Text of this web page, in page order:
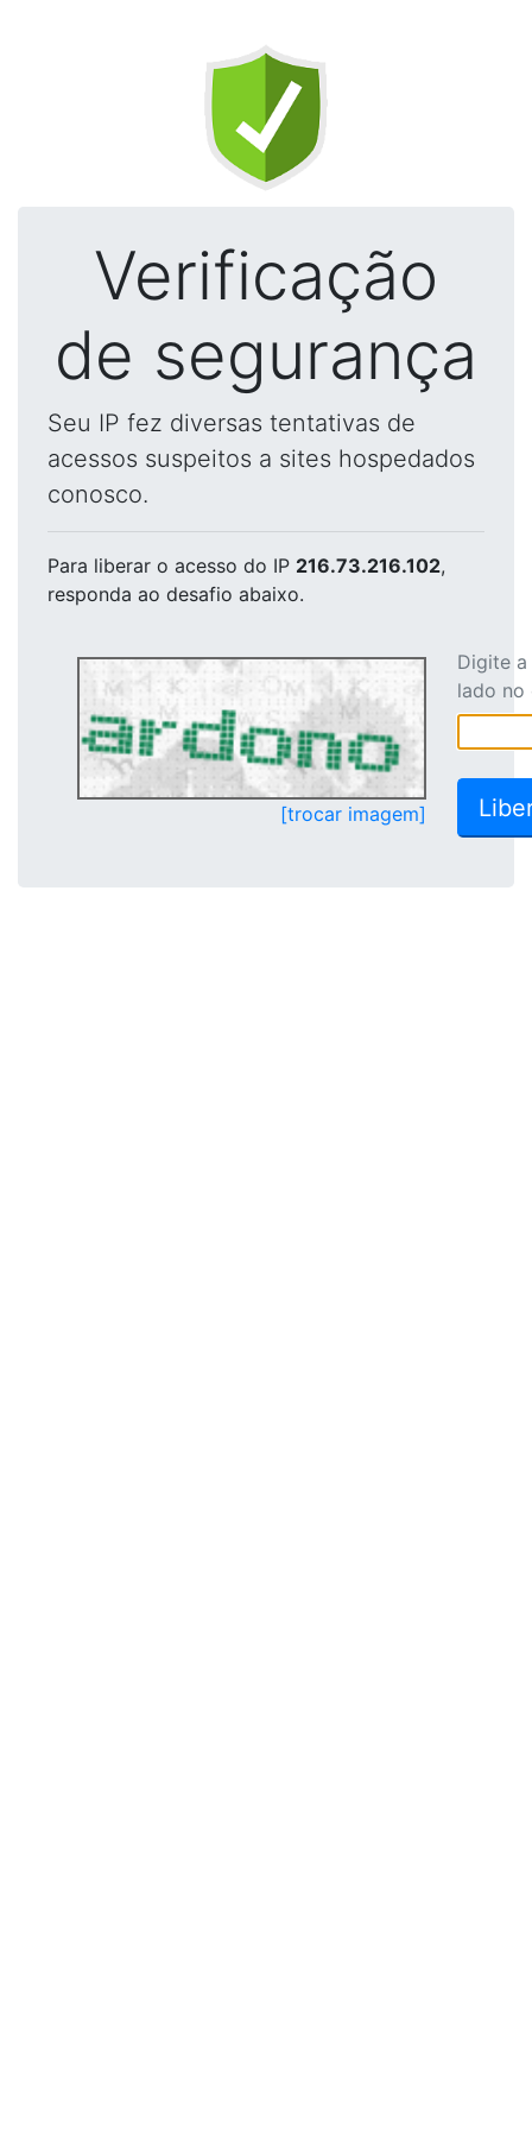
Verificação
de segurança
Seu IP fez diversas tentativas de
acessos suspeitos a sites hospedados
conosco.
Para liberar o acesso do IP 216.73.216.102,
responda ao desafio abaixo.
[trocar imagem]
Digite
lado no